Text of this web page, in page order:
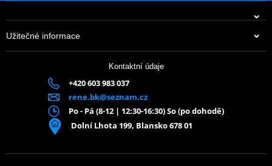
Užitečné informace
Kontaktní údaje
+420 603 983 037
rene.bk@seznam.cz
Po - Pá (8-12 | 12:30-16:30) So (po dohodě)
Dolní Lhota 199, Blansko 678 01